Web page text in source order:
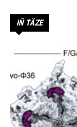
IŇ TÄZE